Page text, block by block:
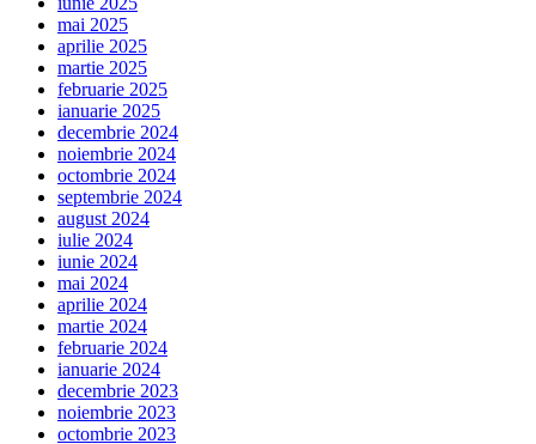
mai 2025
aprilie 2025
martie 2025
februarie 2025
ianuarie 2025
decembrie 2024
noiembrie 2024
octombrie 2024
septembrie 2024
august 2024
iulie 2024
iunie 2024
mai 2024
aprilie 2024
martie 2024
februarie 2024
ianuarie 2024
decembrie 2023
noiembrie 2023
octombrie 2023